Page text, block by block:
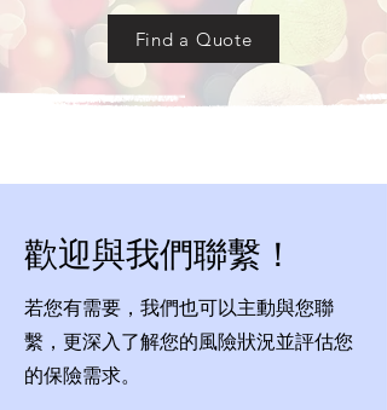
Find a Quote
歡迎與我們聯繫！
若您有需要，我們也可以主動與您聯
繫，更深入了解您的風險狀況並評估您
的保險需求。